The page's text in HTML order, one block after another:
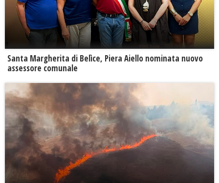
Santa Margherita di Belìce, Piera Aiello nominata nuovo
assessore comunale